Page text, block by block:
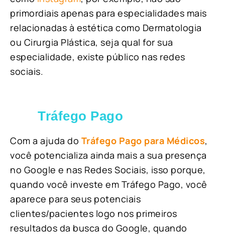
primordiais apenas para especialidades mais
relacionadas à estética como Dermatologia
ou Cirurgia Plástica, seja qual for sua
especialidade, existe público nas redes
sociais.
Tráfego Pago
Com a ajuda do Tráfego Pago para Médicos,
você potencializa ainda mais a sua presença
no Google e nas Redes Sociais, isso porque,
quando você investe em Tráfego Pago, você
aparece para seus potenciais
clientes/pacientes logo nos primeiros
resultados da busca do Google, quando